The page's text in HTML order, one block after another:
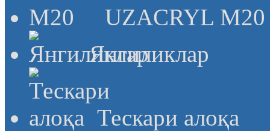
UZACRYL M20
Янгиликлар
Тескари алоқа